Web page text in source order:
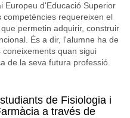
Europeu d'Educació Superior
competències requereixen el
permetin adquirir, construir
És a dir, l'alumne ha de
quan sigui
de la seva futura professió.
de Fisiologia i
a través de